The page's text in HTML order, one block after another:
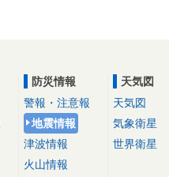
防災情報
警報・注意報
地震情報
津波情報
火山情報
天気図
天気図
気象衛星
世界衛星